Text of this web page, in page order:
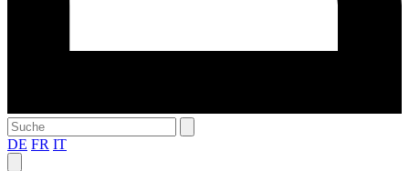
DE FR IT